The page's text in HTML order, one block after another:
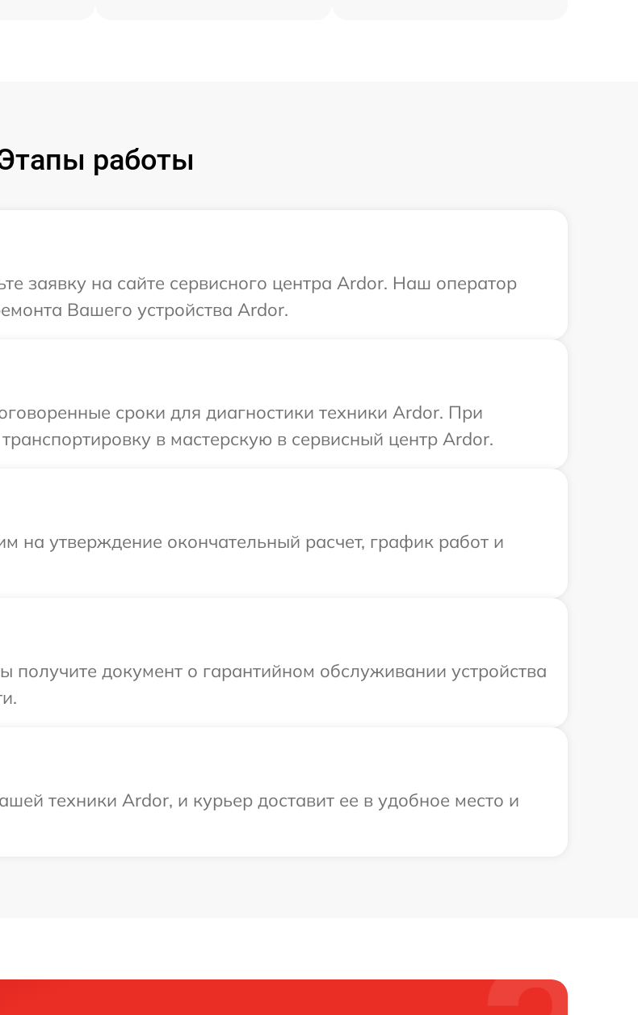
работы
заявку на сайте сервисного центра Ardor. Наш оператор
Вашего устройства Ardor.
сроки для диагностики техники Ardor. При
в мастерскую в сервисный центр Ardor.
на утверждение окончательный расчет, график работ и
документ о гарантийном обслуживании устройства
техники Ardor, и курьер доставит ее в удобное место и